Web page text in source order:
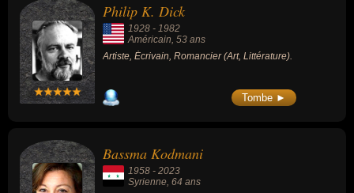
Philip K. Dick
1928 - 1982
Américain , 53 ans
Artiste, Écrivain, Romancier (Art, Littérature).
Tombe ►
Bassma Kodmani
1958 - 2023
Syrienne, 64 ans